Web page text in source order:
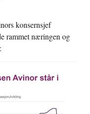
konsernsjef
rammet næringen og